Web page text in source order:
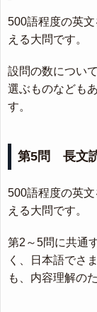
500語程度の英
える大問です。
設問の数につい
選ぶものなども
す。
第5問 長文
500語程度の英
える大問です。
第2～5問に共通
く、日本語でさ
も、内容理解の